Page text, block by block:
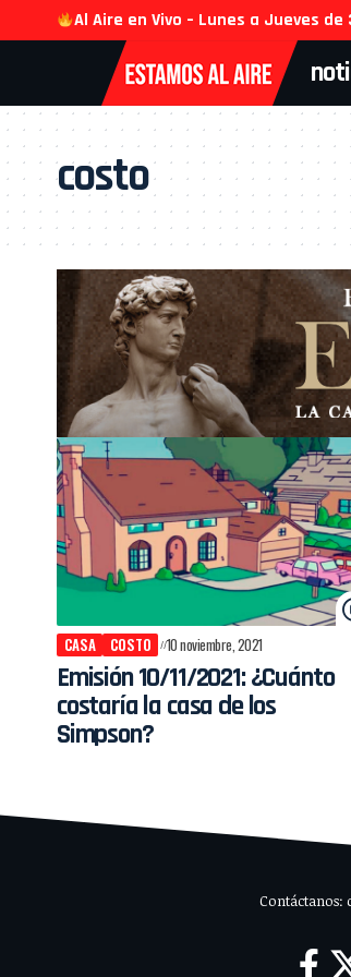
Al Aire en Vivo – Lunes a Jueves de
costo
CASA COSTO 10 noviembre, 2021
Emisión 10/11/2021: ¿Cuánto
costaría la casa de los
Simpson?
Contáctanos: